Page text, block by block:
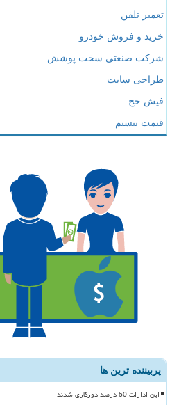
تعمیر تلفن
خرید و فروش خودرو
شرکت صنعتی سخت پوشش
طراحی سایت
فیش حج
قیمت بیسیم
پربیننده ترین ها
این ادارات 50 درصد دورکاری شدند